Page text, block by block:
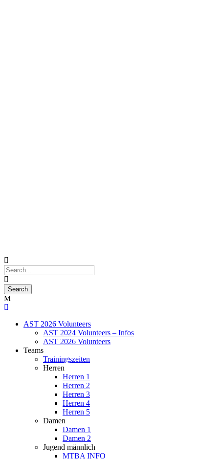
AST 2026 Volunteers
AST 2024 Volunteers – Infos
AST 2026 Volunteers
Teams
Trainingszeiten
Herren
Herren 1
Herren 2
Herren 3
Herren 4
Herren 5
Damen
Damen 1
Damen 2
Jugend männlich
MTBA INFO